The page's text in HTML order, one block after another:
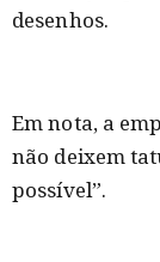
desenhos.
Em nota, a
não deixem
possível”.